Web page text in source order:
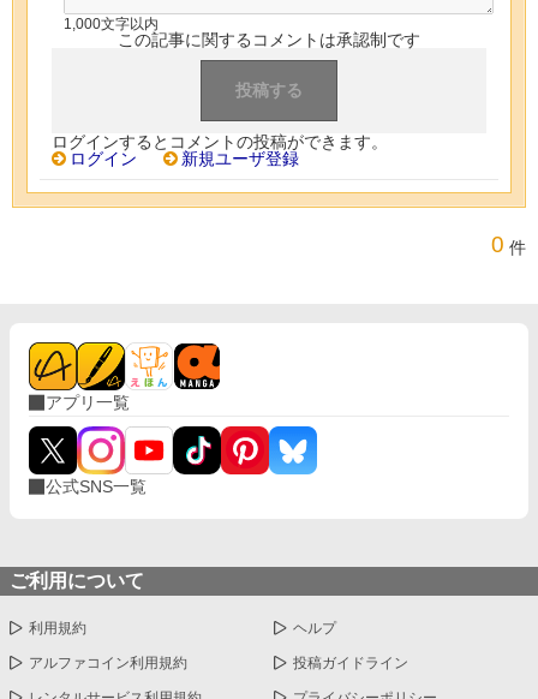
1,000文字以内
この記事に関するコメントは承認制です
ログインするとコメントの投稿ができます。
ログイン
新規ユーザ登録
0 件
アプリ一覧
公式SNS一覧
ご利用について
利用規約 ヘルプ
アルファコイン利用規約 投稿ガイドライン